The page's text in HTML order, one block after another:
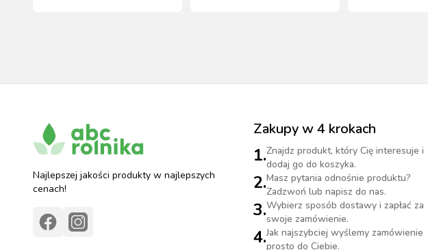
Najlepszej jakości produkty w najlepszych
cenach!
Zakupy w 4 krokach
1.Znajdz produkt, który Cię interesuje i
dodaj go do koszyka.
2.Masz pytania odnośnie produktu?
Zadzwoń lub napisz do nas.
3.Wybierz sposób dostawy i zapłać za
swoje zamówienie.
4.Jak najszybciej wyślemy zamówienie
prosto do Ciebie.